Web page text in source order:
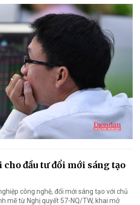
đầu tư đổi mới sáng tạo
công nghệ, đổi mới sáng tạo với chủ
mẽ từ Nghị quyết 57-NQ/TW, khai mở